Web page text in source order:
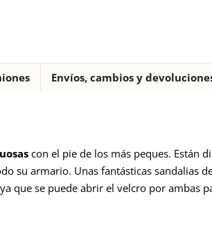
Envíos, cambios y
con el pie de los más peques. Están
su armario. Unas fantásticas sandalias
que se puede abrir el velcro por ambas